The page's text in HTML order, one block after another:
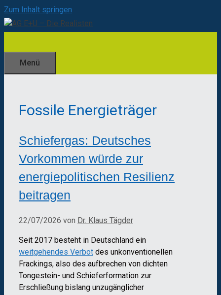
Zum Inhalt springen
Menü
Fossile Energieträger
Schiefergas: Deutsches
Vorkommen würde zur
energiepolitischen Resilienz
beitragen
22/07/2026 von Dr. Klaus Tägder
Seit 2017 besteht in Deutschland ein
weitgehendes Verbot des unkonventionellen
Frackings, also des aufbrechen von dichten
Tongestein- und Schieferformation zur
Erschließung bislang unzugänglicher